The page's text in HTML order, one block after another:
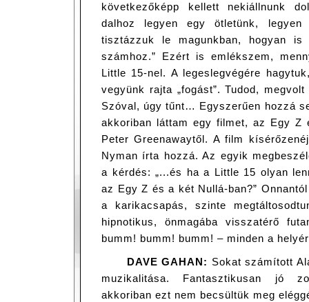
következőképp kellett nekiállnunk
dalhoz legyen egy ötletünk, legyen
tisztázzuk le magunkban, hogyan
számhoz.” Ezért is emlékszem,
Little 15-nel. A legeslegvégére
vegyünk rajta „fogást”. Tudod,
Szóval, úgy tűnt… Egyszerűen hozzá
akkoriban láttam egy filmet, az Egy
Peter Greenawaytől. A film
Nyman írta hozzá. Az egyik
a kérdés: „...és ha a Little 15 olyan
az Egy Z és a két Nullá-ban?”
a karikacsapás, szinte
hipnotikus, önmagába visszatérő
bumm! bumm! bumm! – minden a
DAVE GAHAN: Sokat számított
muzikalitása. Fantasztikusan jó
akkoriban ezt nem becsültük meg